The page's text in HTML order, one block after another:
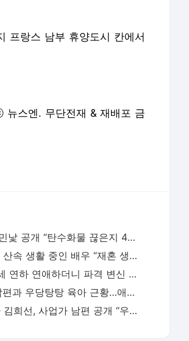
프랑스 남부 휴양도시 칸에서
스엔. 무단전재 & 재배포 금
54㎏ 혜리, 민낯 공개 “탄수화물 끊은지 4개월, 이런 피부는 처음”(혜리)
불륜파문 후 산속 생활 중인 배우 “재혼 생각 無, 행복하게 할 자신 없어”
서정희 ♥6세 연하 연애하더니 파격 변신 “살아있길 잘했어”
손연재, ♥남편과 우당탕탕 육아 근황…애엄마 안 믿기는 미모
결혼 18년차 김희선, 사업가 남편 공개 “우리 오빠 잘 생겼다”(밥이나 한잔해)[어제TV]